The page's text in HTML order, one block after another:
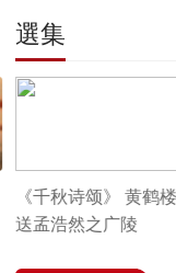
選集
《千秋诗颂》 黄鹤楼
送孟浩然之广陵